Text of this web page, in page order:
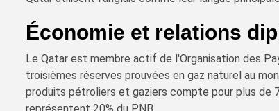
Économie et relations
Le Qatar est membre actif de l'Organisation des
troisièmes réserves prouvées en gaz naturel au
produits pétroliers et gaziers compte pour plus de